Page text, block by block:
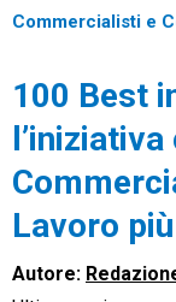
CRM
Commercialisti e
100 Best
Lavoro
Autore: